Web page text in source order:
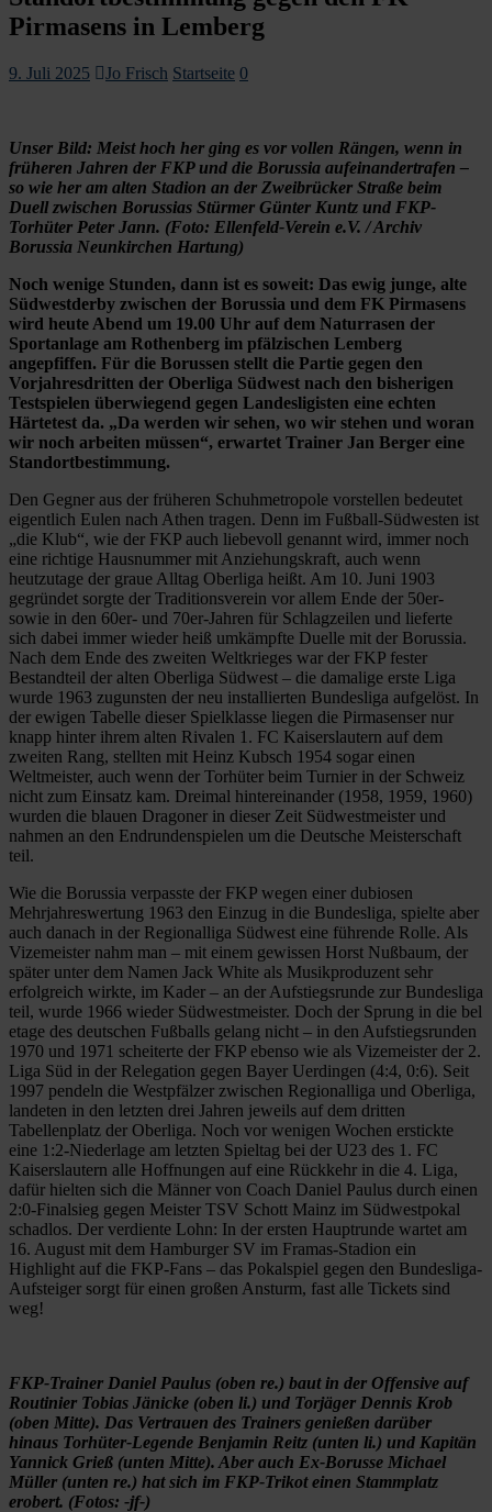
Pirmasens in Lemberg
9. Juli 2025 Jo Frisch Startseite 0
Unser Bild: Meist hoch her ging es vor vollen Rängen, wenn in
früheren Jahren der FKP und die Borussia aufeinandertrafen –
so wie her am alten Stadion an der Zweibrücker Straße beim
Duell zwischen Borussias Stürmer Günter Kuntz und FKP-
Torhüter Peter Jann. (Foto: Ellenfeld-Verein e.V. / Archiv
Borussia Neunkirchen Hartung)
Noch wenige Stunden, dann ist es soweit: Das ewig junge, alte
Südwestderby zwischen der Borussia und dem FK Pirmasens
wird heute Abend um 19.00 Uhr auf dem Naturrasen der
Sportanlage am Rothenberg im pfälzischen Lemberg
angepfiffen. Für die Borussen stellt die Partie gegen den
Vorjahresdritten der Oberliga Südwest nach den bisherigen
Testspielen überwiegend gegen Landesligisten eine echten
Härtetest da. „Da werden wir sehen, wo wir stehen und woran
wir noch arbeiten müssen“, erwartet Trainer Jan Berger eine
Standortbestimmung.
Den Gegner aus der früheren Schuhmetropole vorstellen bedeutet
eigentlich Eulen nach Athen tragen. Denn im Fußball-Südwesten ist
„die Klub“, wie der FKP auch liebevoll genannt wird, immer noch
eine richtige Hausnummer mit Anziehungskraft, auch wenn
heutzutage der graue Alltag Oberliga heißt. Am 10. Juni 1903
gegründet sorgte der Traditionsverein vor allem Ende der 50er-
sowie in den 60er- und 70er-Jahren für Schlagzeilen und lieferte
sich dabei immer wieder heiß umkämpfte Duelle mit der Borussia.
Nach dem Ende des zweiten Weltkrieges war der FKP fester
Bestandteil der alten Oberliga Südwest – die damalige erste Liga
wurde 1963 zugunsten der neu installierten Bundesliga aufgelöst. In
der ewigen Tabelle dieser Spielklasse liegen die Pirmasenser nur
knapp hinter ihrem alten Rivalen 1. FC Kaiserslautern auf dem
zweiten Rang, stellten mit Heinz Kubsch 1954 sogar einen
Weltmeister, auch wenn der Torhüter beim Turnier in der Schweiz
nicht zum Einsatz kam. Dreimal hintereinander (1958, 1959, 1960)
wurden die blauen Dragoner in dieser Zeit Südwestmeister und
nahmen an den Endrundenspielen um die Deutsche Meisterschaft
teil.
Wie die Borussia verpasste der FKP wegen einer dubiosen
Mehrjahreswertung 1963 den Einzug in die Bundesliga, spielte aber
auch danach in der Regionalliga Südwest eine führende Rolle. Als
Vizemeister nahm man – mit einem gewissen Horst Nußbaum, der
später unter dem Namen Jack White als Musikproduzent sehr
erfolgreich wirkte, im Kader – an der Aufstiegsrunde zur Bundesliga
teil, wurde 1966 wieder Südwestmeister. Doch der Sprung in die bel
etage des deutschen Fußballs gelang nicht – in den Aufstiegsrunden
1970 und 1971 scheiterte der FKP ebenso wie als Vizemeister der 2.
Liga Süd in der Relegation gegen Bayer Uerdingen (4:4, 0:6). Seit
1997 pendeln die Westpfälzer zwischen Regionalliga und Oberliga,
landeten in den letzten drei Jahren jeweils auf dem dritten
Tabellenplatz der Oberliga. Noch vor wenigen Wochen erstickte
eine 1:2-Niederlage am letzten Spieltag bei der U23 des 1. FC
Kaiserslautern alle Hoffnungen auf eine Rückkehr in die 4. Liga,
dafür hielten sich die Männer von Coach Daniel Paulus durch einen
2:0-Finalsieg gegen Meister TSV Schott Mainz im Südwestpokal
schadlos. Der verdiente Lohn: In der ersten Hauptrunde wartet am
16. August mit dem Hamburger SV im Framas-Stadion ein
Highlight auf die FKP-Fans – das Pokalspiel gegen den Bundesliga-
Aufsteiger sorgt für einen großen Ansturm, fast alle Tickets sind
weg!
FKP-Trainer Daniel Paulus (oben re.) baut in der Offensive auf
Routinier Tobias Jänicke (oben li.) und Torjäger Dennis Krob
(oben Mitte). Das Vertrauen des Trainers genießen darüber
hinaus Torhüter-Legende Benjamin Reitz (unten li.) und Kapitän
Yannick Grieß (unten Mitte). Aber auch Ex-Borusse Michael
Müller (unten re.) hat sich im FKP-Trikot einen Stammplatz
erobert. (Fotos: -jf-)